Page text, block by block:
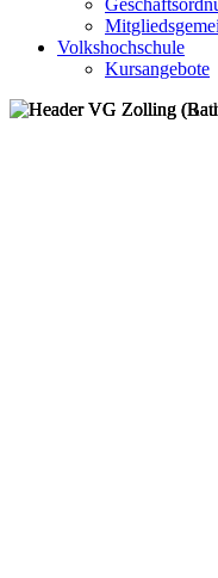
Volkshochschule
Kursangebote